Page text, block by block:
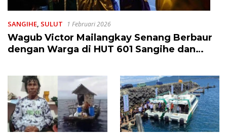
SANGIHE, SULUT 1 Februari 2026
Wagub Victor Mailangkay Senang Berbaur
dengan Warga di HUT 601 Sangihe dan